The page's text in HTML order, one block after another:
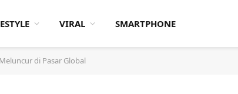
VIRAL SMARTPHONE
di Pasar Global